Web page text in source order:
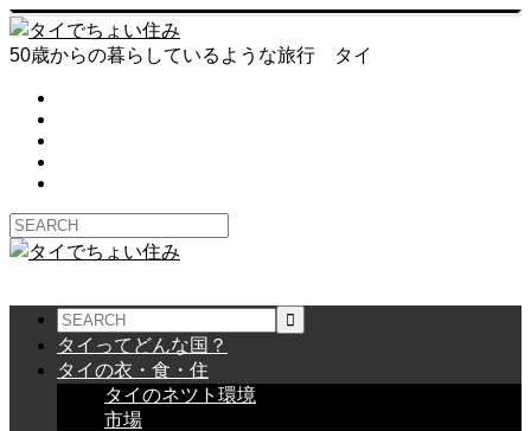
50歳からの暮らしているような旅行 タイ
タイってどんな国？
タイの衣・食・住
タイのネツト環境
市場